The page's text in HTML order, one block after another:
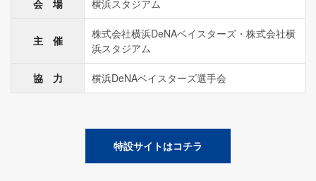
会 場 横浜スタジアム
主 催
株式会社横浜DeNAベイスターズ・株式会社横
浜スタジアム
協 力 横浜DeNAベイスターズ選手会
特設サイトはコチラ